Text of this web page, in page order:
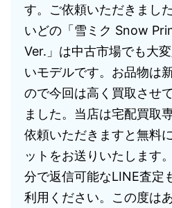
す。ご依頼いただきまし
いどの「雪ミク Snow
Ver.」は中古市場でも大
いモデルです。お品物は
ので今回は高く買取させ
ました。当店は宅配買取
依頼いただきますと無料
ットをお送りいたします
分で返信可能なLINE査定
利用ください。この度は